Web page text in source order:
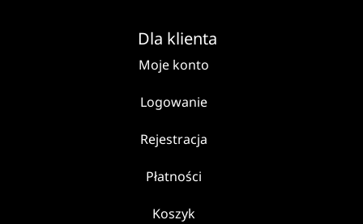
Dla klienta
Moje konto
Logowanie
Rejestracja
Płatności
Koszyk